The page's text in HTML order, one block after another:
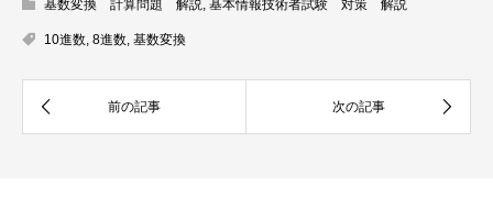
基数変換 計算問題 解説 基本情報技術者試験 対策 解説
10進数 8進数 基数変換